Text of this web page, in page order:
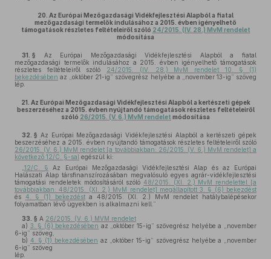
20. Az Európai Mezőgazdasági Vidékfejlesztési Alapból a fiatal
mezőgazdasági termelők indulásához a 2015. évben igényelhető
támogatások részletes feltételeiről szóló 24/2015. (IV. 28.) MvM rendelet
módosítása
31. § Az Európai Mezőgazdasági Vidékfejlesztési Alapból a fiatal
mezőgazdasági termelők indulásához a 2015. évben igényelhető támogatások
részletes feltételeiről szóló 24/2015. (IV. 28.) MvM rendelet 10. § (1)
bekezdésében az „október 21-ig” szövegrész helyébe a „november 13-ig” szöveg
lép.
21. Az Európai Mezőgazdasági Vidékfejlesztési Alapból a kertészeti gépek
beszerzéséhez a 2015. évben nyújtandó támogatások részletes feltételeiről
szóló 26/2015. (V. 6.) MvM rendelet módosítása
32. § Az Európai Mezőgazdasági Vidékfejlesztési Alapból a kertészeti gépek
beszerzéséhez a 2015. évben nyújtandó támogatások részletes feltételeiről szóló
26/2015. (V. 6.) MvM rendelet [a továbbiakban: 26/2015. (V. 6.) MvM rendelet] a
következő 12/C. §-sal egészül ki:
12/C. §
Az Európai Mezőgazdasági Vidékfejlesztési Alap és az Európai
Halászati Alap társfinanszírozásában megvalósuló egyes agrár-vidékfejlesztési
támogatási rendeletek módosításáról szóló48/2015. (XI. 2.) MvM rendelettel [a
továbbiakban: 48/2015. (XI. 2.) MvM rendelet] megállapított 3. § (6) bekezdést
és 4. § (1) bekezdésta 48/2015. (XI. 2.) MvM rendelet hatálybalépésekor
folyamatban lévő ügyekben is alkalmazni kell.”
33. § A 26/2015. (V. 6.) MVM rendelet
a) 3. § (6) bekezdésében az „október 15-ig” szövegrész helyébe a „november
6-ig” szöveg,
b) 4. § (1) bekezdésében az „október 15-ig” szövegrész helyébe a „november
6-ig” szöveg
lép.